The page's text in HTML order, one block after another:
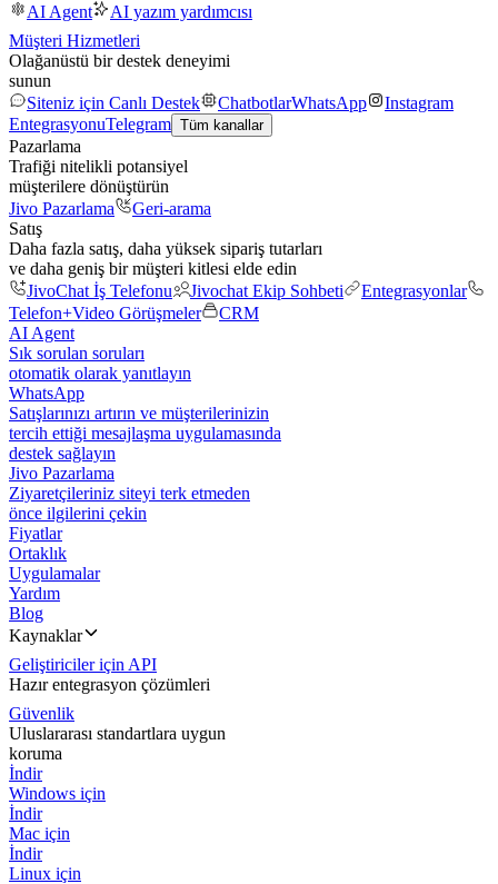
AI Agent
AI yazım yardımcısı
Müşteri Hizmetleri
Olağanüstü bir destek deneyimi
sunun
Siteniz için Canlı Destek
ChatbotlarWhatsApp
Instagram
EntegrasyonuTelegram Tüm kanallar
Pazarlama
Trafiği nitelikli potansiyel
müşterilere dönüştürün
Jivo Pazarlama
Geri-arama
Satış
Daha fazla satış, daha yüksek sipariş tutarları
ve daha geniş bir müşteri kitlesi elde edin
JivoChat İş Telefonu
Jivochat Ekip Sohbeti
Entegrasyonlar
Telefon+Video Görüşmeler
CRM
AI Agent
Sık sorulan soruları
otomatik olarak yanıtlayın
WhatsApp
Satışlarınızı artırın ve müşterilerinizin
tercih ettiği mesajlaşma uygulamasında
destek sağlayın
Jivo Pazarlama
Ziyaretçileriniz siteyi terk etmeden
önce ilgilerini çekin
Fiyatlar
Ortaklık
Uygulamalar
Yardım
Blog
Kaynaklar
Geliştiriciler için API
Hazır entegrasyon çözümleri
Güvenlik
Uluslararası standartlara uygun
koruma
İndir
Windows için
İndir
Mac için
İndir
Linux için